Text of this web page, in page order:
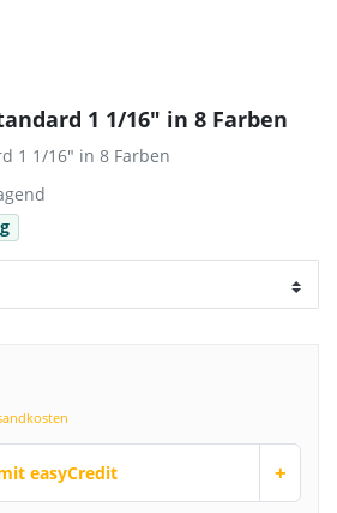
1 1/16" in 8 Farben
1 1/16" in 8 Farben
easyCredit +